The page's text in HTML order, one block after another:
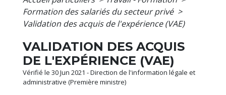
Formation des salariés du secteur privé >
Validation des acquis de l'expérience (VAE)
VALIDATION DES ACQUIS
DE L'EXPÉRIENCE (VAE)
Vérifié le 30 Jun 2021 - Direction de l'information légale et
administrative (Première ministre)